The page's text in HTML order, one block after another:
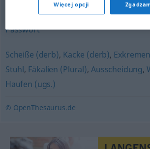
Schlüsselwort,Kennwort,
Passwort
Scheiße (derb), Kacke (derb),
Stuhl, Fäkalien (Plural), Ausscheidung,
Haufen (ugs.)
© OpenThesaurus.de
Więcej opcji